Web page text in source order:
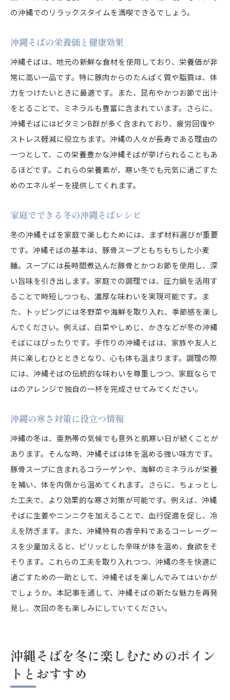
の沖縄でのリラックスタイムを満喫できるでしょう。
沖縄そばの栄養価と健康効果
沖縄そばは、地元の新鮮な食材を使用しており、栄養価が非
常に高い一品です。特に豚肉からのたんぱく質や脂質は、体
力をつけたいときに最適です。また、昆布やかつお節で出汁
をとることで、ミネラルも豊富に含まれています。さらに、
沖縄そばにはビタミンB群が多く含まれており、疲労回復や
ストレス軽減に役立ちます。沖縄の人々が長寿である理由の
一つとして、この栄養豊かな沖縄そばが挙げられることもあ
るほどです。これらの栄養素が、寒い冬でも元気に過ごすた
めのエネルギーを提供してくれます。
家庭でできる冬の沖縄そばレシピ
冬の沖縄そばを家庭で楽しむためには、まず材料選びが重要
です。沖縄そばの基本は、豚骨スープともちもちした小麦
麺。スープには長時間煮込んだ豚骨とかつお節を使用し、深
い旨味を引き出します。家庭での調理では、圧力鍋を活用す
ることで時短しつつも、濃厚な味わいを実現可能です。ま
た、トッピングには冬野菜や海鮮を取り入れ、季節感を楽し
んでください。例えば、白菜やしめじ、かきなどが冬の沖縄
そばにはぴったりです。手作りの沖縄そばは、家族や友人と
共に楽しむひとときとなり、心も体も温まります。調理の際
には、沖縄そばの伝統的な味わいを尊重しつつ、家庭ならで
はのアレンジで独自の一杯を完成させてみてください。
沖縄の寒さ対策に役立つ情報
沖縄の冬は、亜熱帯の気候でも意外と肌寒い日が続くことが
あります。そんな時、沖縄そばは体を温める強い味方です。
豚骨スープに含まれるコラーゲンや、海鮮のミネラルが栄養
を補い、体を内側から温めてくれます。さらに、ちょっとし
た工夫で、より効果的な寒さ対策が可能です。例えば、沖縄
そばに生姜やニンニクを加えることで、血行促進を促し、冷
えを防ぎます。また、沖縄特有の香辛料であるコーレーグー
スを少量加えると、ピリッとした辛味が体を温め、食欲をそ
そります。これらの工夫を取り入れつつ、沖縄の冬を快適に
過ごすための一助として、沖縄そばを楽しんでみてはいかが
でしょうか。本記事を通して、沖縄そばの新たな魅力を再発
見し、次回の冬も楽しみにしていてください。
沖縄そばを冬に楽しむためのポイン
トとおすすめ